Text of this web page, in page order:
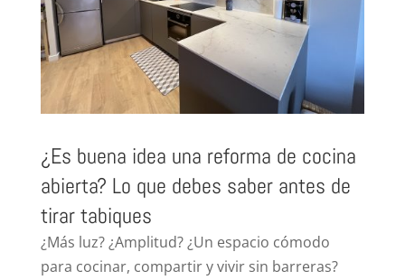
¿Es buena idea una reforma de cocina
abierta? Lo que debes saber antes de
tirar tabiques
¿Más luz? ¿Amplitud? ¿Un espacio cómodo
para cocinar, compartir y vivir sin barreras?